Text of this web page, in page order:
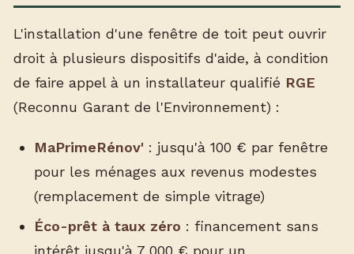
L'installation d'une fenêtre de toit peut ouvrir
droit à plusieurs dispositifs d'aide, à condition
de faire appel à un installateur qualifié RGE
(Reconnu Garant de l'Environnement) :
MaPrimeRénov': jusqu'à 100 € par fenêtre
pour les ménages aux revenus modestes
(remplacement de simple vitrage)
Éco-prêt à taux zéro : financement sans
intérêt jusqu'à 7 000 € pour un